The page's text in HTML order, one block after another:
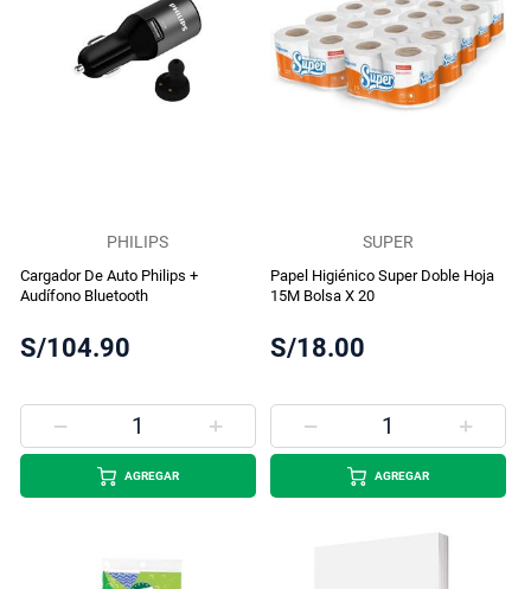
PHILIPS
Cargador De Auto Philips +
Audífono Bluetooth
S/104.90
AGREGAR
SUPER
Papel Higiénico Super Doble Hoja
15M Bolsa X 20
S/18.00
AGREGAR